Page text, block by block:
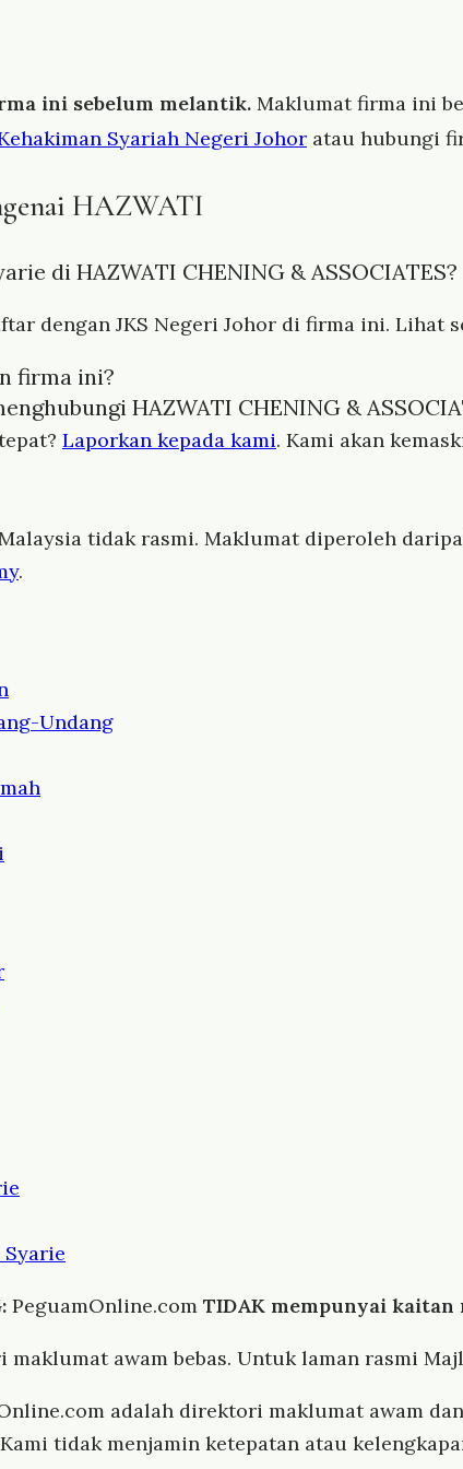
ini sebelum melantik. Maklumat firma ini
Syariah Negeri Johor atau hubungi
HAZWATI
di HAZWATI CHENING & ASSOCIATES?
dengan JKS Negeri Johor di firma ini. Lihat
firma ini?
HAZWATI CHENING &
Laporkan kepada kami. Kami akan
tidak rasmi. Maklumat diperoleh
.
Undang
Syarie
PeguamOnline.com TIDAK mempunyai kaitan
awam bebas. Untuk laman rasmi
adalah direktori maklumat awam
tidak menjamin ketepatan atau